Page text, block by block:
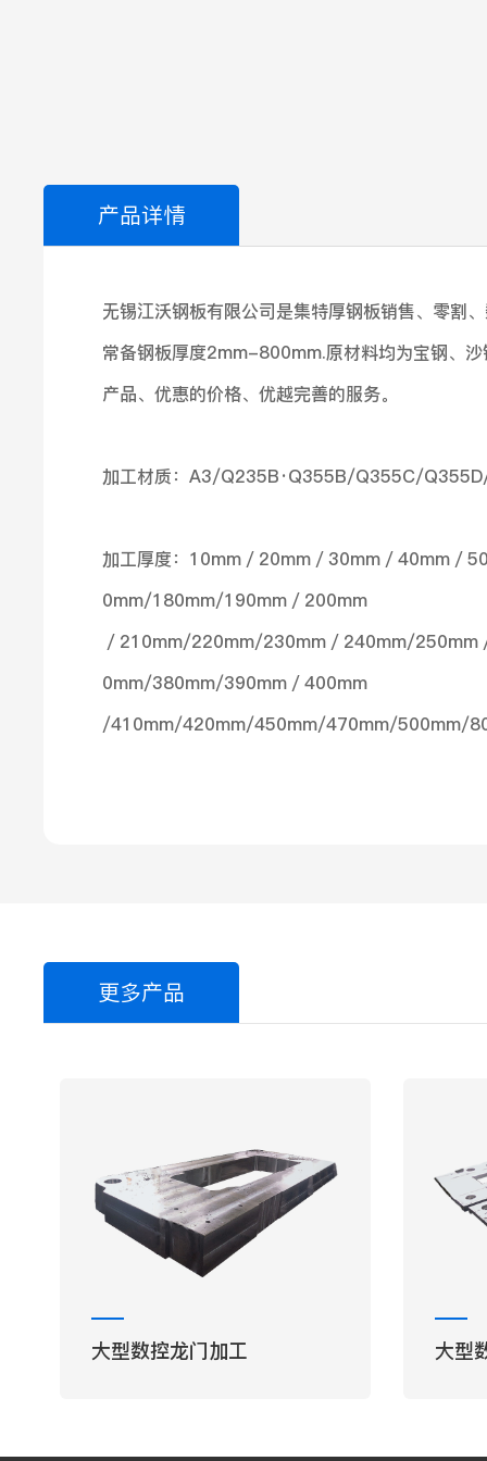
产品详情
无锡江沃钢板有限公司是集特厚钢板销售、零割
常备钢板厚度2mm-800mm.原材料均为宝钢、
产品、优惠的价格、优越完善的服务。
加工材质：A3/Q235B·Q355B/Q355C/
加工厚度：10mm／20mm／30mm／40mm
0mm/180mm/190mm／200mm
／210mm/220mm/230mm／240mm/
0mm/380mm/390mm／400mm
/410mm/420mm/450mm/470mm/500mm/
更多产品
大型数控龙门加工 大型